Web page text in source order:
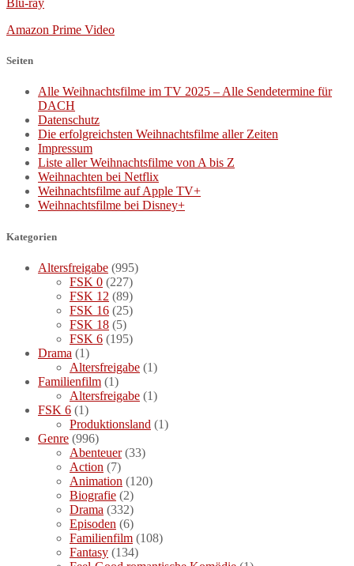
Blu-ray
Amazon Prime Video
Seiten
Alle Weihnachtsfilme im TV 2025 – Alle Sendetermine für
DACH
Datenschutz
Die erfolgreichsten Weihnachtsfilme aller Zeiten
Impressum
Liste aller Weihnachtsfilme von A bis Z
Weihnachten bei Netflix
Weihnachtsfilme auf Apple TV+
Weihnachtsfilme bei Disney+
Kategorien
Altersfreigabe (995)
FSK 0 (227)
FSK 12 (89)
FSK 16 (25)
FSK 18 (5)
FSK 6 (195)
Drama (1)
Altersfreigabe (1)
Familienfilm (1)
Altersfreigabe (1)
FSK 6 (1)
Produktionsland (1)
Genre (996)
Abenteuer(33)
Action (7)
Animation (120)
Biografie (2)
Drama (332)
Episoden (6)
Familienfilm (108)
Fantasy (134)